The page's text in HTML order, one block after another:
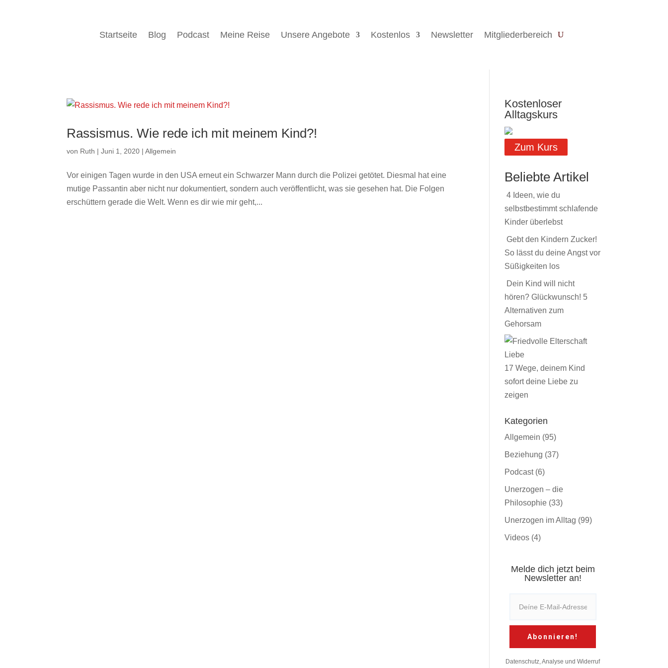
Startseite Blog Podcast Meine Reise Unsere Angebote Kostenlos Newsletter Mitgliederbereich
Rassismus. Wie rede ich mit meinem Kind?!
von Ruth |Juni 1, 2020 |Allgemein
Vor einigen Tagen wurde in den USA erneut ein Schwarzer Mann durch die Polizei getötet. Diesmal hat eine
mutige Passantin aber nicht nur dokumentiert, sondern auch veröffentlicht, was sie gesehen hat. Die Folgen
erschüttern gerade die Welt. Wenn es dir wie mir geht,...
Kostenloser
Alltagskurs
Zum Kurs
Beliebte Artikel
4 Ideen, wie du
selbstbestimmt schlafende
Kinder überlebst
Gebt den Kindern Zucker!
So lässt du deine Angst vor
Süßigkeiten los
Dein Kind will nicht
hören? Glückwunsch! 5
Alternativen zum
Gehorsam
17 Wege, deinem Kind
sofort deine Liebe zu
zeigen
Kategorien
Allgemein (95)
Beziehung (37)
Podcast(6)
Unerzogen – die
Philosophie (33)
Unerzogen im Alltag (99)
Videos (4)
Melde dich jetzt beim
Newsletter an!
Abonnieren!
Datenschutz, Analyse und Widerruf